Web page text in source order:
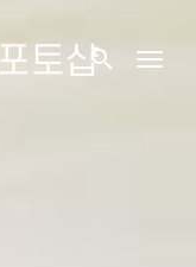
토샵search